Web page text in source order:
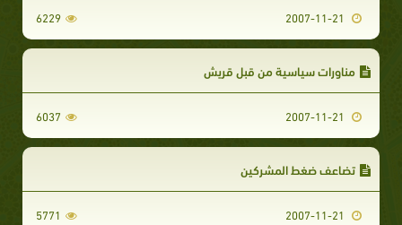
6229
مناورات سياسية من قبل قريش‏
6037
تضاعف ضغط المشركين‏
5771